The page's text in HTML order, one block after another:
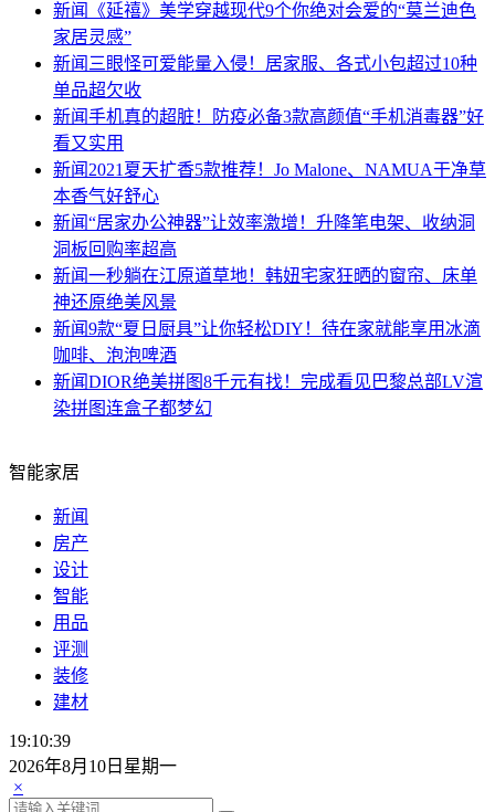
新闻
《延禧》美学穿越现代9个你绝对会爱的“莫兰迪色
家居灵感”
新闻 三眼怪可爱能量入侵！居家服、各式小包超过10种
单品超欠收
新闻手机真的超脏！防疫必备3款高颜值“手机消毒器”好
看又实用
新闻 2021夏天扩香5款推荐！Jo Malone、NAMUA干净草
本香气好舒心
新闻“居家办公神器”让效率激增！升降笔电架、收纳洞
洞板回购率超高
新闻一秒躺在江原道草地！韩妞宅家狂晒的窗帘、床单
神还原绝美风景
新闻9款“夏日厨具”让你轻松DIY！待在家就能享用冰滴
咖啡、泡泡啤酒
新闻DIOR绝美拼图8千元有找！完成看见巴黎总部LV渲
染拼图连盒子都梦幻
智能家居
新闻
房产
设计
智能
用品
评测
装修
建材
19:10:39
2026年8月10日星期一
×